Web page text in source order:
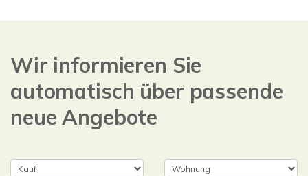
Wir informieren Sie
automatisch über passende
neue Angebote